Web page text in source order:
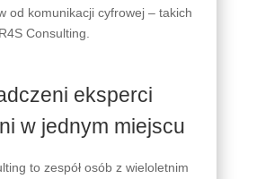
od komunikacji cyfrowej – takich
Consulting.
eksperci
w jednym miejscu
to zespół osób z wieloletnim